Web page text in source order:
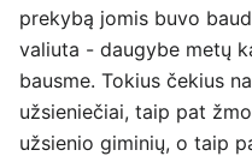
prekybą jomis buvo
valiuta - daugybe metų
bausme. Tokius čekius
užsieniečiai, taip pat
užsienio giminių, o taip